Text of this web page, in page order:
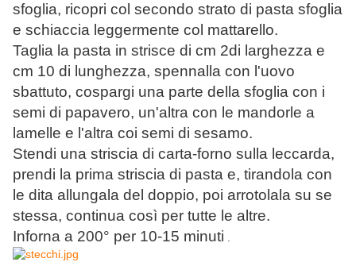
sfoglia, ricopri col secondo strato di pasta sfoglia
e schiaccia leggermente col mattarello.
Taglia la pasta in strisce di cm 2di larghezza e
cm 10 di lunghezza, spennalla con l'uovo
sbattuto, cospargi una parte della sfoglia con i
semi di papavero, un'altra con le mandorle a
lamelle e l'altra coi semi di sesamo.
Stendi una striscia di carta-forno sulla leccarda,
prendi la prima striscia di pasta e, tirandola con
le dita allungala del doppio, poi arrotolala su se
stessa, continua così per tutte le altre.
Inforna a 200° per 10-15 minuti